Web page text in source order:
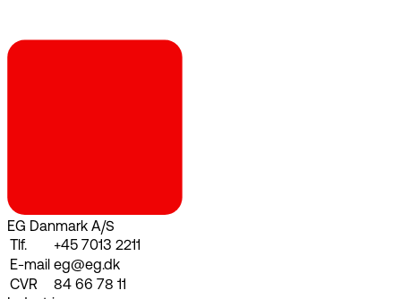
EG Danmark A/S
Tlf.
+45 7013 2211
E-mail eg@eg.dk
CVR
84 66 78 11